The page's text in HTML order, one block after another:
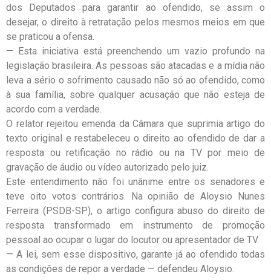
dos Deputados para garantir ao ofendido, se assim o
desejar, o direito à retratação pelos mesmos meios em que
se praticou a ofensa.
— Esta iniciativa está preenchendo um vazio profundo na
legislação brasileira. As pessoas são atacadas e a mídia não
leva a sério o sofrimento causado não só ao ofendido, como
à sua família, sobre qualquer acusação que não esteja de
acordo com a verdade.
O relator rejeitou emenda da Câmara que suprimia artigo do
texto original e restabeleceu o direito ao ofendido de dar a
resposta ou retificação no rádio ou na TV por meio de
gravação de áudio ou vídeo autorizado pelo juiz.
Este entendimento não foi unânime entre os senadores e
teve oito votos contrários. Na opinião de Aloysio Nunes
Ferreira (PSDB-SP), o artigo configura abuso do direito de
resposta transformado em instrumento de promoção
pessoal ao ocupar o lugar do locutor ou apresentador de TV.
— A lei, sem esse dispositivo, garante já ao ofendido todas
as condições de repor a verdade — defendeu Aloysio.